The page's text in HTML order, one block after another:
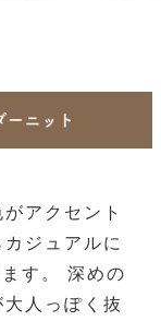
アクセント
ジュアルに
す。 深めの
人っぽく抜